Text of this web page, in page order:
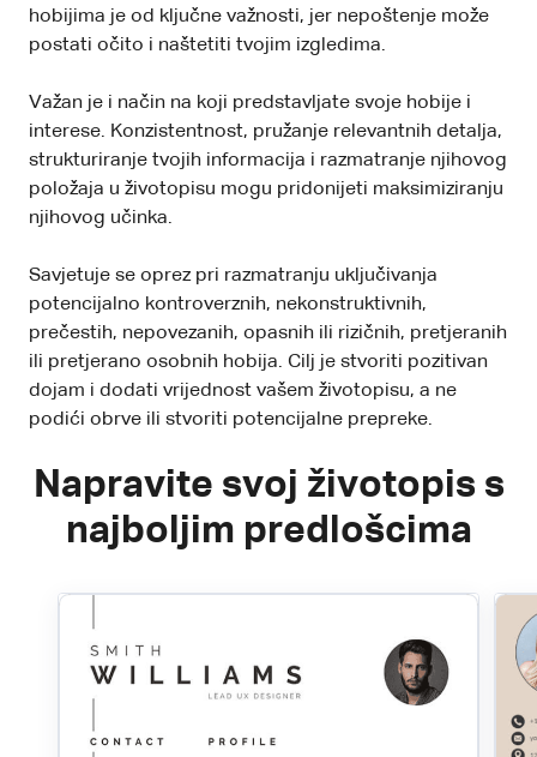
hobijima je od ključne važnosti, jer nepoštenje može
postati očito i naštetiti tvojim izgledima.
Važan je i način na koji predstavljate svoje hobije i
interese. Konzistentnost, pružanje relevantnih detalja,
strukturiranje tvojih informacija i razmatranje njihovog
položaja u životopisu mogu pridonijeti maksimiziranju
njihovog učinka.
Savjetuje se oprez pri razmatranju uključivanja
potencijalno kontroverznih, nekonstruktivnih,
prečestih, nepovezanih, opasnih ili rizičnih, pretjeranih
ili pretjerano osobnih hobija. Cilj je stvoriti pozitivan
dojam i dodati vrijednost vašem životopisu, a ne
podići obrve ili stvoriti potencijalne prepreke.
Napravite svoj životopis s
najboljim predlošcima